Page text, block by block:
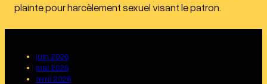
plainte pour harcèlement sexuel visant le patron.
juin 2026
mai 2026
avril 2026